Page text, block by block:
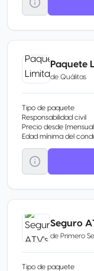
Paquete
de Quálitas
Tipo de paquete
Responsabilidad civil
Precio desde
Edad mínima del
Seguro
de Primero
Tipo de paquete